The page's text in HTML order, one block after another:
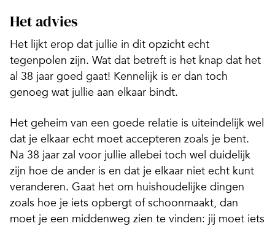
Het advies
Het lijkt erop dat jullie in dit opzicht echt
tegenpolen zijn. Wat dat betreft is het knap dat het
al 38 jaar goed gaat! Kennelijk is er dan toch
genoeg wat jullie aan elkaar bindt.
Het geheim van een goede relatie is uiteindelijk wel
dat je elkaar echt moet accepteren zoals je bent.
Na 38 jaar zal voor jullie allebei toch wel duidelijk
zijn hoe de ander is en dat je elkaar niet echt kunt
veranderen. Gaat het om huishoudelijke dingen
zoals hoe je iets opbergt of schoonmaakt, dan
moet je een middenweg zien te vinden: jij moet iets